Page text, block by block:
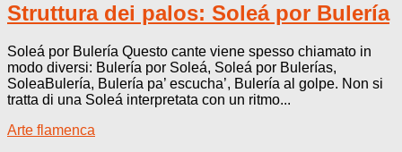
Struttura dei palos: Soleá por Bulería
Soleá por Bulería Questo cante viene spesso chiamato in
modo diversi: Bulería por Soleá, Soleá por Bulerías,
SoleaBulería, Bulería pa’ escucha’, Bulería al golpe. Non si
tratta di una Soleá interpretata con un ritmo...
Arte flamenca